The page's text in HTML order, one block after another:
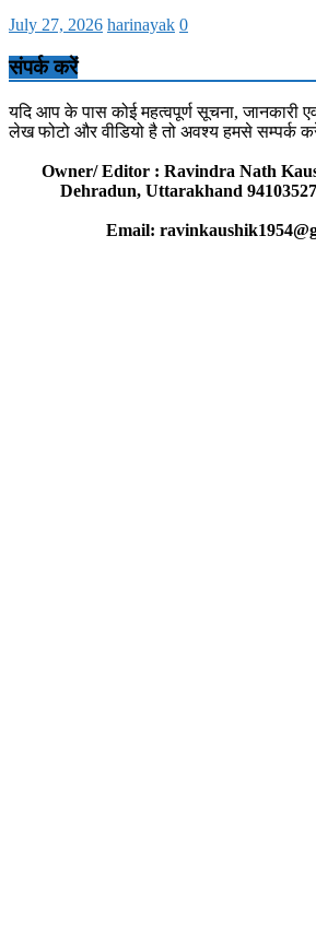
July 27, 2026 harinayak 0
संपर्क करें
यदि आप के पास कोई महत्वपूर्ण सूचना,
लेख फोटो और वीडियो है तो अवश्य हमसे सम्पर्क
Owner/ Editor : Ravindra Nath
Dehradun, Uttarakhand
Email: